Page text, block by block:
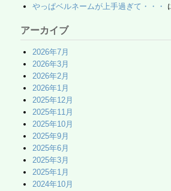
やっぱベルネームが上手過ぎて・・・
アーカイブ
2026年7月
2026年3月
2026年2月
2026年1月
2025年12月
2025年11月
2025年10月
2025年9月
2025年6月
2025年3月
2025年1月
2024年10月